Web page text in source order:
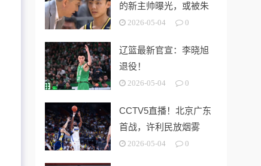
的新主帅曝光，或被朱
芳雨重金挖走？
2026-05-04 0
辽篮最新官宣：李晓旭
退役！
2026-05-04 0
CCTV5直播！北京广东
首战，许利民放烟雾
弹，杜锋盼奇迹
2026-05-04 0